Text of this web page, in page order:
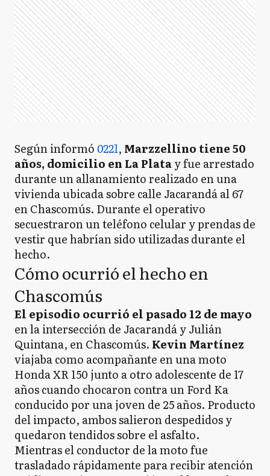
Según informó 0221, Marzzellino tiene 50
años, domicilio en La Platay fue arrestado
durante un allanamiento realizado en una
vivienda ubicada sobre calle Jacarandá al 67
en Chascomús. Durante el operativo
secuestraron un teléfono celular y prendas de
vestir que habrían sido utilizadas durante el
hecho.
Cómo ocurrió el hecho en
Chascomús
El episodio ocurrió el pasado 12 de mayo
en la intersección de Jacarandá y Julián
Quintana, en Chascomús. Kevin Martínez
viajaba como acompañante en una moto
Honda XR 150 junto a otro adolescente de 17
años cuando chocaron contra un Ford Ka
conducido por una joven de 25 años. Producto
del impacto, ambos salieron despedidos y
quedaron tendidos sobre el asfalto.
Mientras el conductor de la moto fue
trasladado rápidamente para recibir atención